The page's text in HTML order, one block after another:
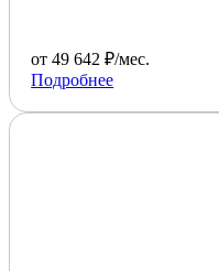
от 49 642 ₽/мес.
Подробнее